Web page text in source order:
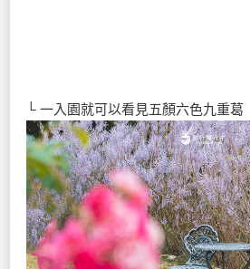
└ 一入園就可以看見五顏六色九重葛